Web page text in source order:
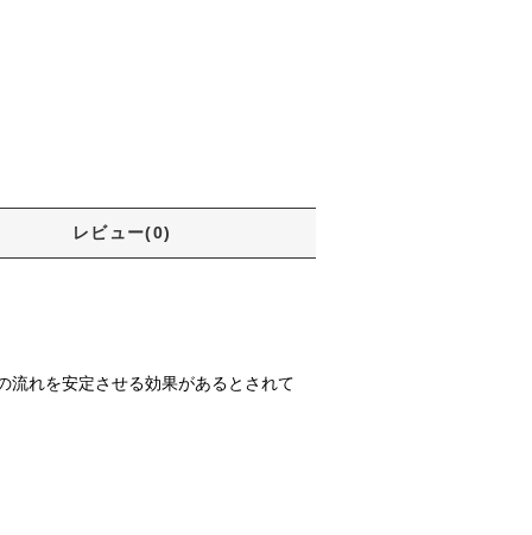
レビュー(0)
流れを安定させる効果があるとされて